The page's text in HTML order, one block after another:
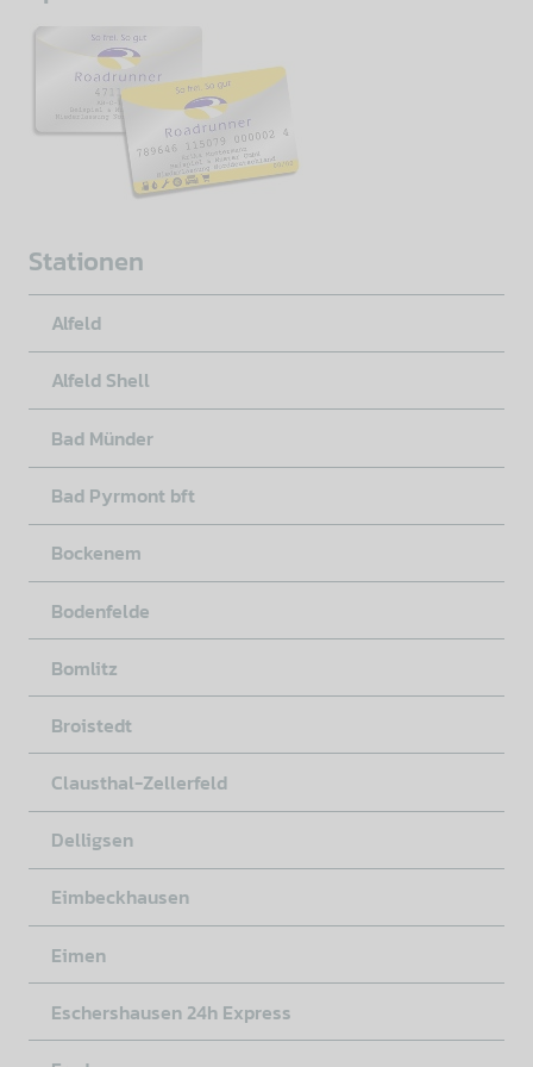
Stationen
Alfeld
Alfeld Shell
Bad Münder
Bad Pyrmont bft
Bockenem
Bodenfelde
Bomlitz
Broistedt
Clausthal-Zellerfeld
Delligsen
Eimbeckhausen
Eimen
Eschershausen 24h Express